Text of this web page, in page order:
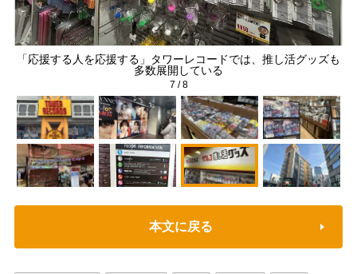
「応援する人を応援する」タワーレコードでは、推し活グッズも
多数展開している
7 /8
本文に戻る